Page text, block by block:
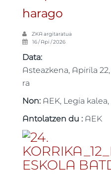
harago
ZKA argitaratua
16 / Api / 2026
Data:
Asteazkena, Apirila
ra
Non: AEK, Legia
Antolatzen du : AEK